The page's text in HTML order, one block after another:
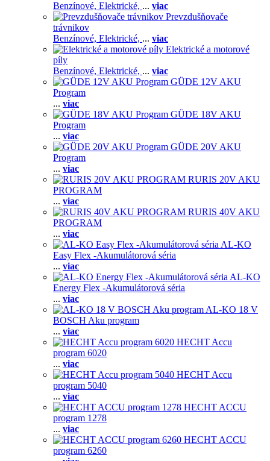
Benzínové, Elektrické, ... viac
Prevzdušňovače
trávnikov
Benzínové, Elektrické, ... viac
Elektrické a motorové
píly
Benzínové, Elektrické, ... viac
GÜDE 12V AKU
Program
... viac
GÜDE 18V AKU
Program
... viac
GÜDE 20V AKU
Program
... viac
RURIS 20V AKU
PROGRAM
... viac
RURIS 40V AKU
PROGRAM
... viac
AL-KO
Easy Flex -Akumulátorová séria
... viac
AL-KO
Energy Flex -Akumulátorová séria
... viac
AL-KO 18 V
BOSCH Aku program
... viac
HECHT Accu
program 6020
... viac
HECHT Accu
program 5040
... viac
HECHT ACCU
program 1278
... viac
HECHT ACCU
program 6260